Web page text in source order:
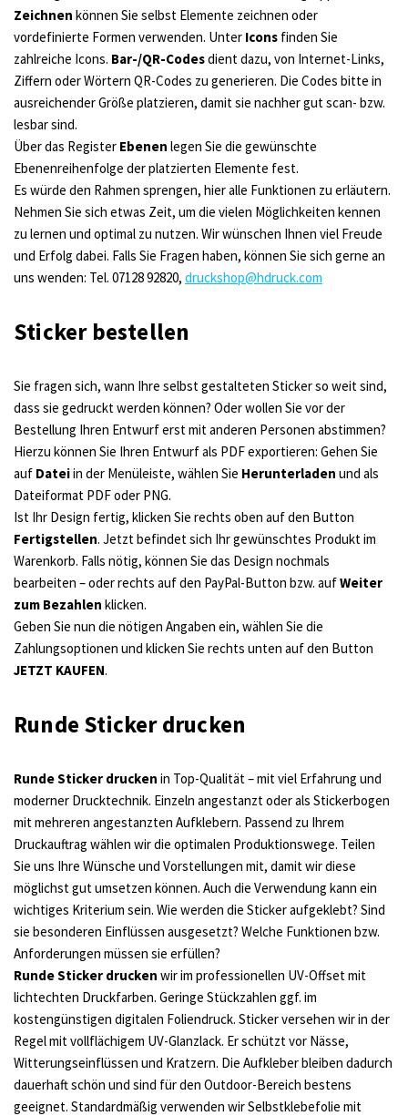
Zeichnen können Sie selbst Elemente zeichnen oder
vordefinierte Formen verwenden. Unter Icons finden Sie
zahlreiche Icons. Bar-/QR-Codesdient dazu, von Internet-Links,
Ziffern oder Wörtern QR-Codes zu generieren. Die Codes bitte in
ausreichender Größe platzieren, damit sie nachher gut scan- bzw.
lesbar sind.
Über das Register Ebenen legen Sie die gewünschte
Ebenenreihenfolge der platzierten Elemente fest.
Es würde den Rahmen sprengen, hier alle Funktionen zu erläutern.
Nehmen Sie sich etwas Zeit, um die vielen Möglichkeiten kennen
zu lernen und optimal zu nutzen. Wir wünschen Ihnen viel Freude
und Erfolg dabei. Falls Sie Fragen haben, können Sie sich gerne an
uns wenden: Tel. 07128 92820, druckshop@hdruck.com
Sticker bestellen
Sie fragen sich, wann Ihre selbst gestalteten Sticker so weit sind,
dass sie gedruckt werden können? Oder wollen Sie vor der
Bestellung Ihren Entwurf erst mit anderen Personen abstimmen?
Hierzu können Sie Ihren Entwurf als PDF exportieren: Gehen Sie
auf Dateiin der Menüleiste, wählen Sie Herunterladen und als
Dateiformat PDF oder PNG.
Ist Ihr Design fertig, klicken Sie rechts oben auf den Button
Fertigstellen. Jetzt befindet sich Ihr gewünschtes Produkt im
Warenkorb. Falls nötig, können Sie das Design nochmals
bearbeiten – oder rechts auf den PayPal-Button bzw. aufWeiter
zum Bezahlen klicken.
Geben Sie nun die nötigen Angaben ein, wählen Sie die
Zahlungsoptionen und klicken Sie rechts unten auf den Button
JETZT KAUFEN.
Runde Sticker drucken
Runde Sticker drucken in Top-Qualität – mit viel Erfahrung und
moderner Drucktechnik. Einzeln angestanzt oder als Stickerbogen
mit mehreren angestanzten Aufklebern. Passend zu Ihrem
Druckauftrag wählen wir die optimalen Produktionswege. Teilen
Sie uns Ihre Wünsche und Vorstellungen mit, damit wir diese
möglichst gut umsetzen können. Auch die Verwendung kann ein
wichtiges Kriterium sein. Wie werden die Sticker aufgeklebt? Sind
sie besonderen Einflüssen ausgesetzt? Welche Funktionen bzw.
Anforderungen müssen sie erfüllen?
Runde Sticker drucken wir im professionellen UV-Offset mit
lichtechten Druckfarben. Geringe Stückzahlen ggf. im
kostengünstigen digitalen Foliendruck. Sticker versehen wir in der
Regel mit vollflächigem UV-Glanzlack. Er schützt vor Nässe,
Witterungseinflüssen und Kratzern. Die Aufkleber bleiben dadurch
dauerhaft schön und sind für den Outdoor-Bereich bestens
geeignet. Standardmäßig verwenden wir Selbstklebefolie mit